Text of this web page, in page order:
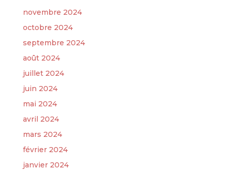
novembre 2024
octobre 2024
septembre 2024
août 2024
juillet 2024
juin 2024
mai 2024
avril 2024
mars 2024
février 2024
janvier 2024